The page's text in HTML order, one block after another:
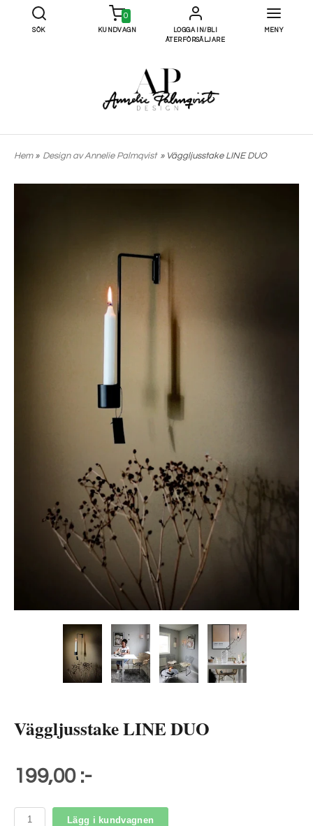
SÖK
0
KUNDVAGN
LOGGA IN/BLI
ÅTERFÖRSÄLJARE
MENY
Hem» Design av Annelie Palmqvist » Väggljusstake LINE DUO
Väggljusstake LINE DUO
199,00 :-
Lägg i kundvagnen